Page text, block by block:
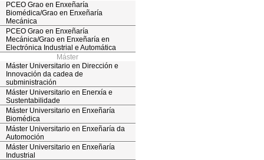
PCEO Grao en Enxeñaría
Biomédica/Grao en Enxeñaría
Mecánica
PCEO Grao en Enxeñaría
Mecánica/Grao en Enxeñaría en
Electrónica Industrial e Automática
Máster
Máster Universitario en Dirección e
Innovación da cadea de
subministración
Máster Universitario en Enerxía e
Sustentabilidade
Máster Universitario en Enxeñaría
Biomédica
Máster Universitario en Enxeñaría da
Automoción
Máster Universitario en Enxeñaría
Industrial